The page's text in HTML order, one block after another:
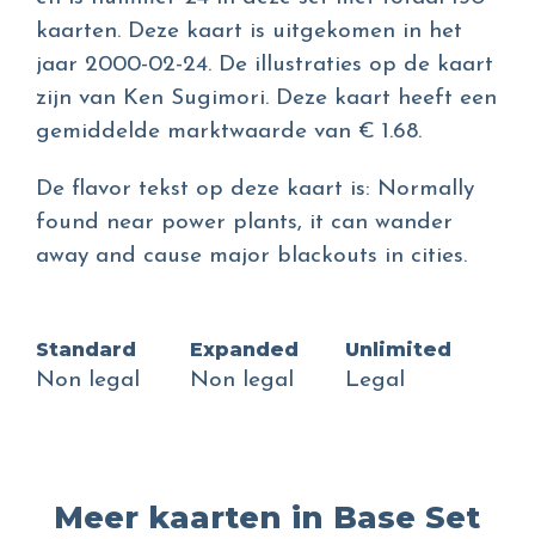
kaarten. Deze kaart is uitgekomen in het
jaar 2000-02-24. De illustraties op de kaart
zijn van Ken Sugimori. Deze kaart heeft een
gemiddelde marktwaarde van € 1.68.
De flavor tekst op deze kaart is: Normally
found near power plants, it can wander
away and cause major blackouts in cities.
Standard
Non legal
Expanded
Non legal
Unlimited
Legal
Meer kaarten in Base Set